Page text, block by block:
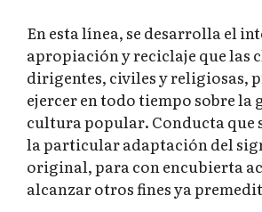
En esta línea, se desarrolla el
apropiación y reciclaje que las
dirigentes, civiles y religiosas,
ejercer en todo tiempo sobre la
cultura popular. Conducta que
la particular adaptación del
original, para con encubierta
alcanzar otros fines ya